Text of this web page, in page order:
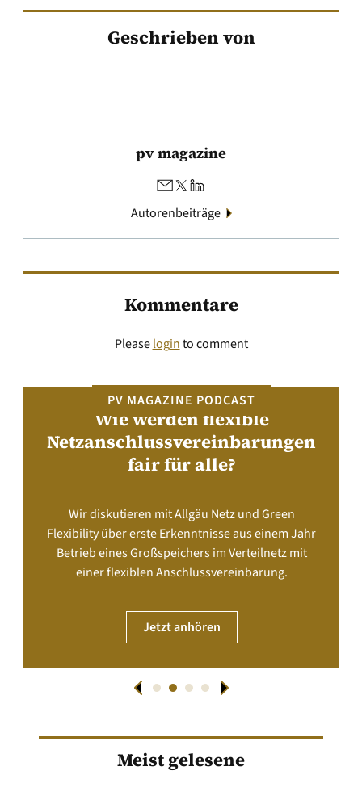
Geschrieben von
pv magazine
Autorenbeiträge
Kommentare
Pleaseloginto comment
PV MAGAZINE PODCAST
Wie werden flexible
Netzanschlussvereinbarungen
fair für alle?
Wir diskutieren mit Allgäu Netz und Green
Flexibility über erste Erkenntnisse aus einem Jahr
Betrieb eines Großspeichers im Verteilnetz mit
einer flexiblen Anschlussvereinbarung.
Jetzt anhören
Meist gelesene